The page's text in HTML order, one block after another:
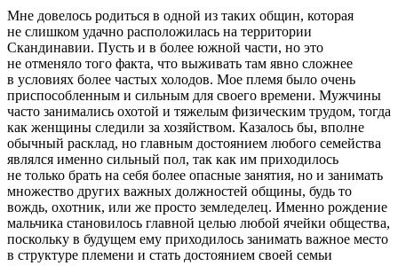
Мне довелось родиться в одной из таких общин, которая
не слишком удачно расположилась на территории
Скандинавии. Пусть и в более южной части, но это
не отменяло того факта, что выживать там явно сложнее
в условиях более частых холодов. Мое племя было очень
приспособленным и сильным для своего времени. Мужчины
часто занимались охотой и тяжелым физическим трудом, тогда
как женщины следили за хозяйством. Казалось бы, вполне
обычный расклад, но главным достоянием любого семейства
являлся именно сильный пол, так как им приходилось
не только брать на себя более опасные занятия, но и занимать
множество других важных должностей общины, будь то
вождь, охотник, или же просто земледелец. Именно рождение
мальчика становилось главной целью любой ячейки общества,
поскольку в будущем ему приходилось занимать важное место
в структуре племени и стать достоянием своей семьи